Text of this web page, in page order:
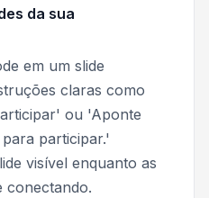
da sua
em um slide
claras como
ou 'Aponte
participar.'
visível enquanto as
conectando.